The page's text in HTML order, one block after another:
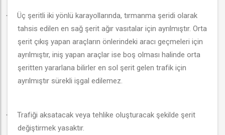
·
Üç şeritli iki yönlü karayollarında, tırmanma şeridi olarak
tahsis edilen en sağ şerit ağır vasıtalar için ayrılmıştır. Orta
şerit çıkış yapan araçların önlerindeki aracı geçmeleri için
ayrılmıştır, iniş yapan araçlar ise boş olması halinde orta
şeritten yararlana bilirler en sol şerit gelen trafik için
ayrılmıştır sürekli işgal edilemez.
·
Trafiği aksatacak veya tehlike oluşturacak şekilde şerit
değiştirmek yasaktır.